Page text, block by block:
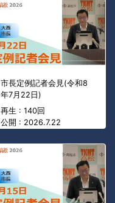
市長定例記者会見(令和8
年7月22日)
再生 : 140回
公開 : 2026.7.22